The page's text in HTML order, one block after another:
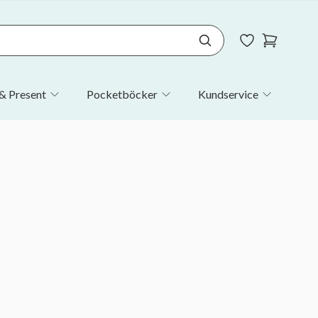
Present Pocketböcker Kundservice